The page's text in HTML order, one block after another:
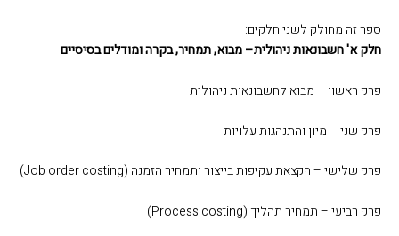
ספר זה מחולק לשני חלקים:
חלק א' חשבונאות ניהולית– מבוא, תמחיר, בקרה ומודלים בסיסיים
פרק ראשון – מבוא לחשבונאות ניהולית
פרק שני – מיון והתנהגות עלויות
פרק שלישי – הקצאת עקיפות בייצור ותמחיר הזמנה (
Job order costing
)
פרק רביעי – תמחיר תהליך (Process costing
)